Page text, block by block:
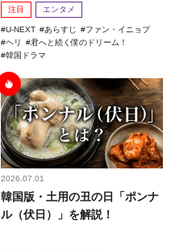
注目 エンタメ
U-NEXT あらすじ
ファン・イニョプ
ヘリ
君へと続く僕のドリーム！
韓国ドラマ
2026.07.01
韓国版・土用の丑の日「ポンナ
ル（伏日）」を解説！